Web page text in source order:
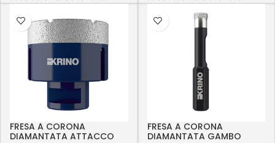
FRESA A CORONA
DIAMANTATA ATTACCO
FRESA A CORONA
DIAMANTATA GAMBO